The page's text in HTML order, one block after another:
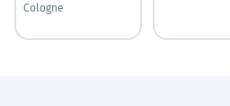
Cologne